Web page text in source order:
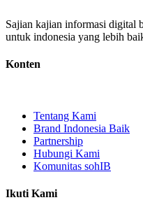
Sajian kajian informasi digital
untuk indonesia yang lebih
Konten
Tentang Kami
Brand Indonesia Baik
Partnership
Hubungi Kami
Komunitas sohIB
Ikuti Kami